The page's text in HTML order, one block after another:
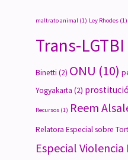
maltrato animal (1) Ley Rhodes (1)
Trans-LGTBI
Binetti (2) ONU (10)
Yogyakarta (2)
Recursos (1) Reem
Relatora Especial sobre
Especial Violencia